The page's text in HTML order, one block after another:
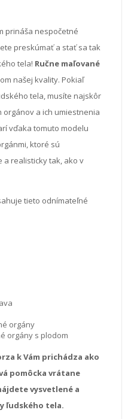
prináša nespočetné
preskúmať a stať sa tak
tela! Ručne maľované
našej kvality. Pokiaľ
tela, musíte najskôr
a ich umiestnenia
vďaka tomuto modelu
ktoré sú
realisticky tak, ako v
tieto odnímateľné
orgány
orgány s plodom
k Vám prichádza ako
pomôcka vrátane
vysvetlené a
ľudského tela.